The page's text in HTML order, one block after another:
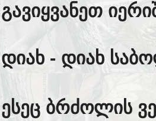
გავიყვანეთ
დიახ - დიახ
ესეც ბრძოლის